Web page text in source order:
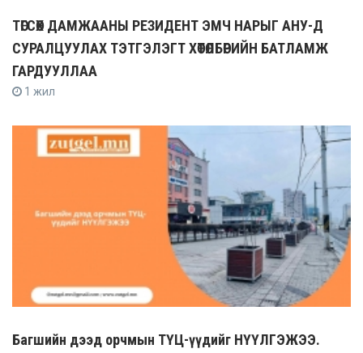
ТӨГСӨХ ДАМЖААНЫ РЕЗИДЕНТ ЭМЧ НАРЫГ АНУ-Д
СУРАЛЦУУЛАХ ТЭТГЭЛЭГТ ХӨТӨЛБӨРИЙН БАТЛАМЖ
ГАРДУУЛЛАА
1 жил
Багшийн дээд орчмын ТҮЦ-үүдийг НҮҮЛГЭЖЭЭ.